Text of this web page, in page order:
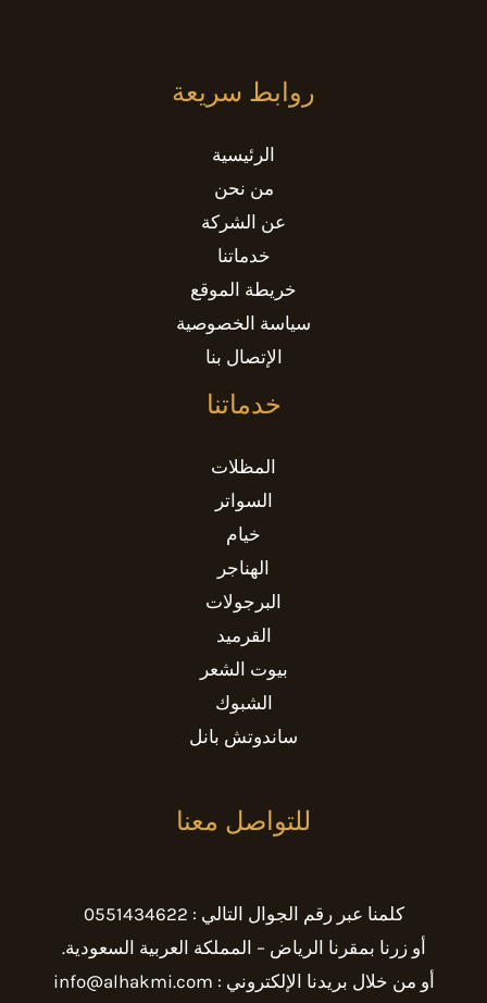
روابط سريعة
الرئيسية
من نحن
عن الشركة
خدماتنا
خريطة الموقع
سياسة الخصوصية
الإتصال بنا
خدماتنا
المظلات
السواتر
خيام
الهناجر
البرجولات
القرميد
بيوت الشعر
الشبوك
ساندوتش بانل
للتواصل معنا
كلمنا عبر رقم الجوال التالي : 0551434622
أو زرنا بمقرنا الرياض – المملكة العربية السعودية.
أو من خلال بريدنا الإلكتروني : info@alhakmi.com